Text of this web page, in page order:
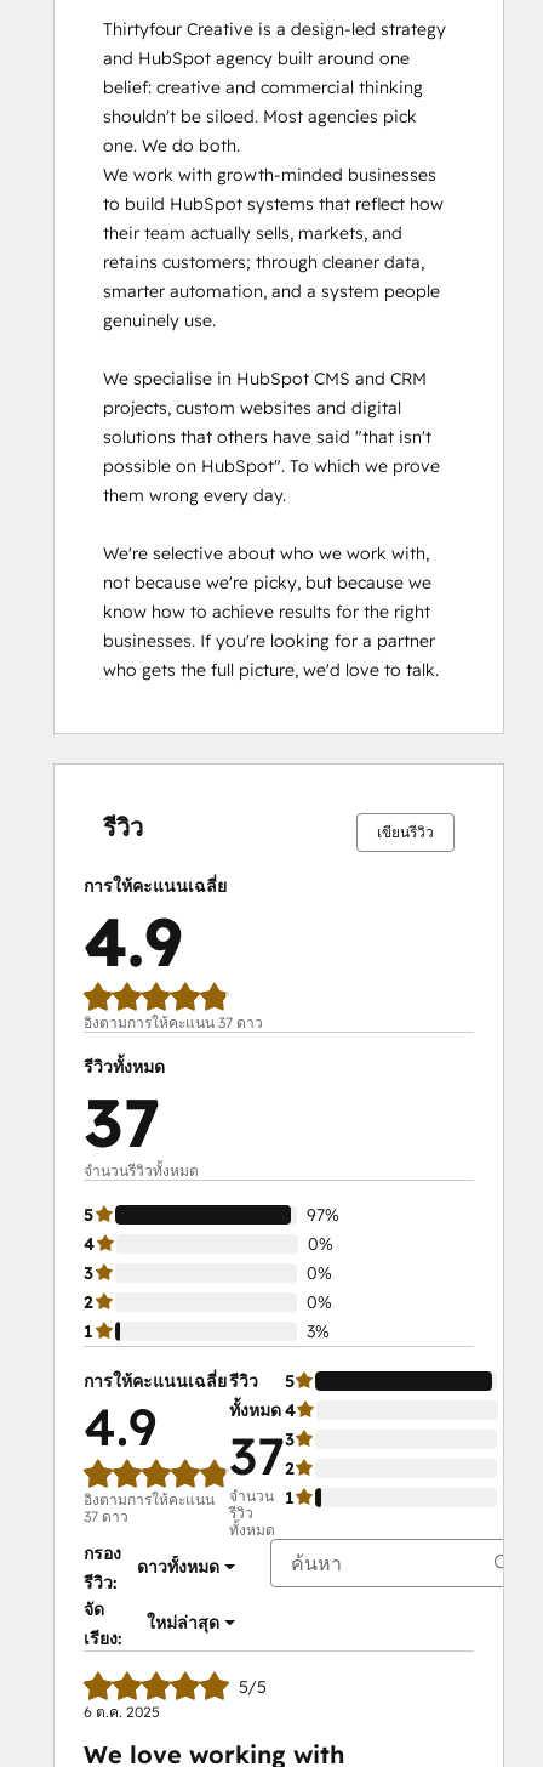
Thirtyfour Creative is a design-led strategy
and HubSpot agency built around one
belief: creative and commercial thinking
shouldn't be siloed. Most agencies pick
one. We do both.
We work with growth-minded businesses
to build HubSpot systems that reflect how
their team actually sells, markets, and
retains customers; through cleaner data,
smarter automation, and a system people
genuinely use.
We specialise in HubSpot CMS and CRM
projects, custom websites and digital
solutions that others have said "that isn't
possible on HubSpot". To which we prove
them wrong every day.
We're selective about who we work with,
not because we're picky, but because we
know how to achieve results for the right
businesses. If you're looking for a partner
who gets the full picture, we'd love to talk.
รีวิว เขียนรีวิว
การให้คะแนนเฉลี่ย
4.9
อิงตามการให้คะแนน 37 ดาว
รีวิวทั้งหมด
37
จำนวนรีวิวทั้งหมด
5
97%
4
0%
0%
3
0%
0%
2
0%
0%
1
3%
การให้คะแนนเฉลี่ย
4.9
อิงตามการให้คะแนน
37 ดาว
รีวิว
ทั้งหมด
37
จำนวน
รีวิว
ทั้งหมด
5
97%
4
3
2
1
กรอง
รีวิว:
ดาวทั้งหมด
จัด
เรียง:
ใหม่ล่าสุด
5/5
6 ต.ค. 2025
We love working with